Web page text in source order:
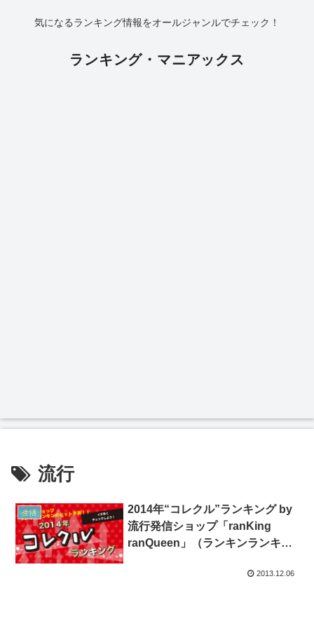
気になるランキング情報をオールジャンルでチェック！
ランキング・マニアックス
流行
生活
2014年“コレクル”ランキング by
流行発信ショップ「ranKing
ranQueen」（ランキンランキ
2013.12.06